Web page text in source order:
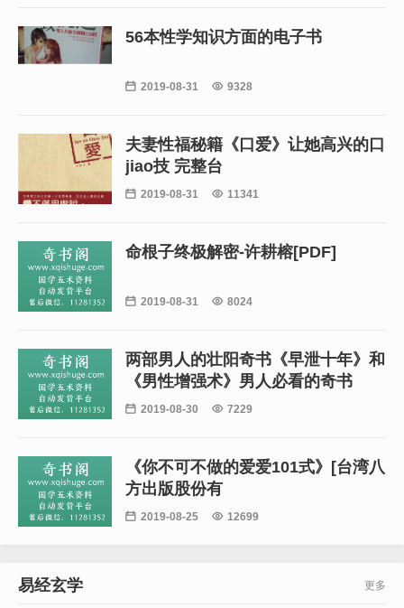
56本性学知识方面的电子书
 2019-08-31  9328
夫妻性福秘籍《口爱》让她高兴的口
jiao技 完整台
 2019-08-31  11341
命根子终极解密-许耕榕[PDF]
 2019-08-31  8024
两部男人的壮阳奇书《早泄十年》和
《男性增强术》男人必看的奇书
 2019-08-30  7229
《你不可不做的爱爱101式》[台湾八
方出版股份有
 2019-08-25  12699
易经玄学 更多